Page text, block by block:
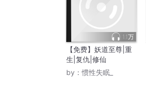
1.1万
【免费】妖道至尊|重
生|复仇|修仙
by：惯性失眠_